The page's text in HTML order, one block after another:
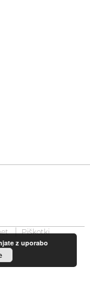
Piškotki
z uporabo